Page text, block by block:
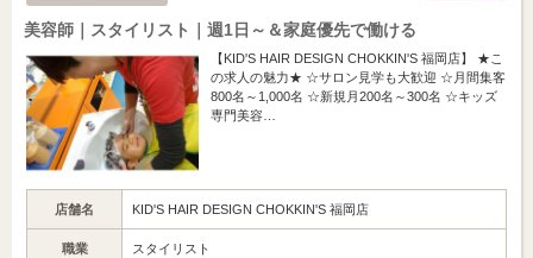
美容師｜スタイリスト｜週1日～＆家庭優先で働ける
【KID'S HAIR DESIGN CHOKKIN'S 福岡店】 ★こ
の求人の魅力★ ☆サロン見学も大歓迎 ☆月間集客
800名～1,000名 ☆新規月200名～300名 ☆キッズ
専門美容…
店舗名 KID'S HAIR DESIGN CHOKKIN'S 福岡店
職業 スタイリスト